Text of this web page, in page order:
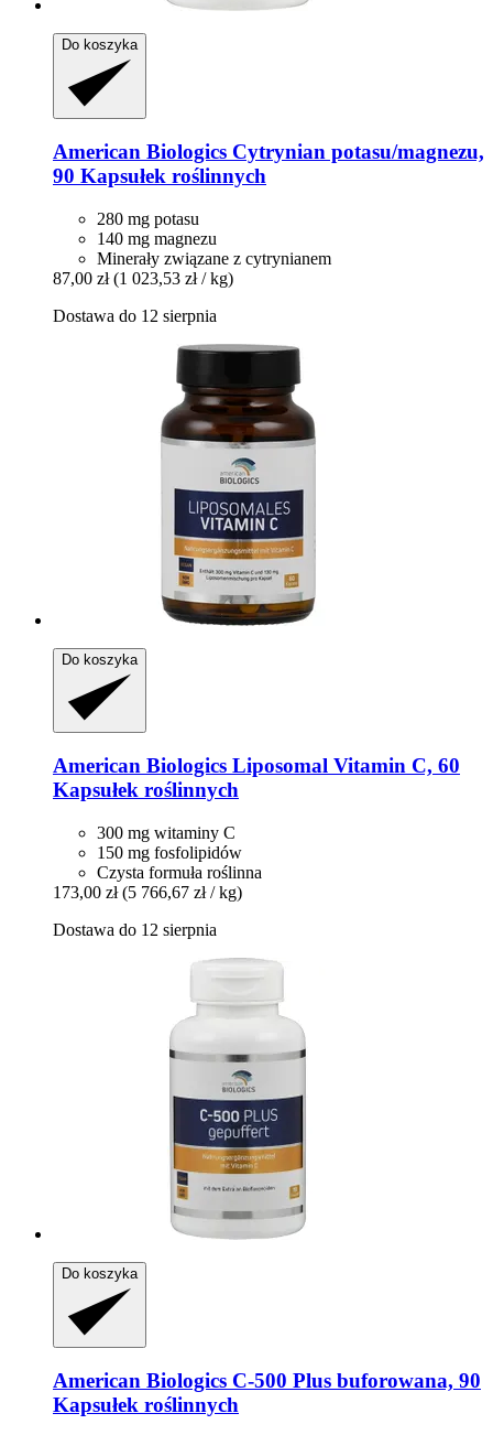
Do koszyka
American Biologics Cytrynian potasu/magnezu,
90 Kapsułek roślinnych
280 mg potasu
140 mg magnezu
Minerały związane z cytrynianem
87,00 zł (1 023,53 zł / kg)
Dostawa do 12 sierpnia
Do koszyka
American Biologics Liposomal Vitamin C, 60
Kapsułek roślinnych
300 mg witaminy C
150 mg fosfolipidów
Czysta formuła roślinna
173,00 zł (5 766,67 zł / kg)
Dostawa do 12 sierpnia
Do koszyka
American Biologics C-​500 Plus buforowana, 90
Kapsułek roślinnych